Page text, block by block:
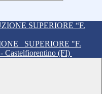
SUPERIORE "F.
Castelfiorentino (FI)